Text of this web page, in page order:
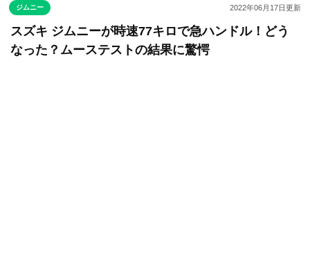
ジムニー 2022年06月17日更新
スズキ ジムニーが時速77キロで急ハンドル！どう
なった？ムーステストの結果に驚愕